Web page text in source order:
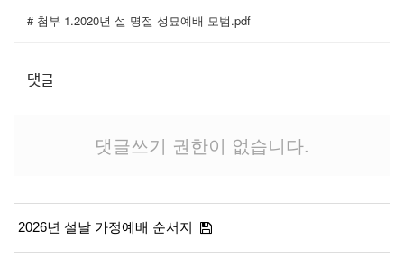
# 첨부 1.2020년 설 명절 성묘예배 모범.pdf
댓글
댓글쓰기 권한이 없습니다.
2026년 설날 가정예배 순서지